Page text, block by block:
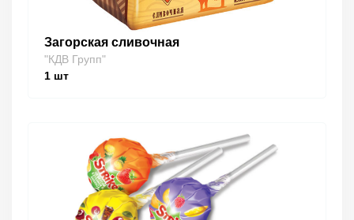
Загорская сливочная
"КДВ Групп"
1 шт